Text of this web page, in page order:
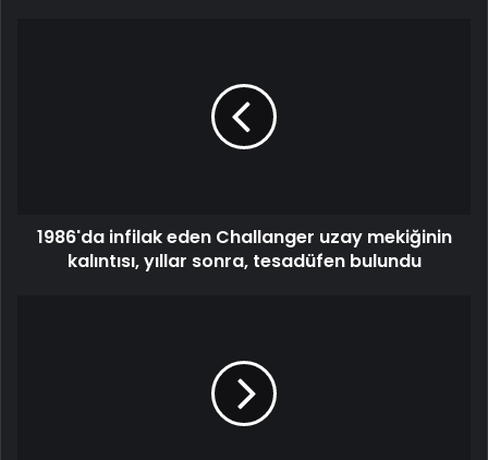
1986'da infilak eden Challanger uzay mekiğinin
kalıntısı, yıllar sonra, tesadüfen bulundu